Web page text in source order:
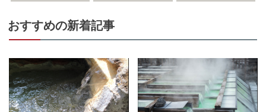
おすすめの新着記事